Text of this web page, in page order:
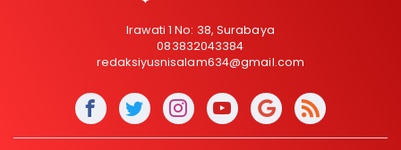
Irawati 1 No: 38, Surabaya
083832043384
redaksiyusnisalam634@gmail.com